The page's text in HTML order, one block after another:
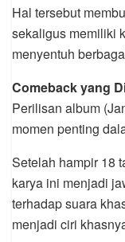
Hal tersebut
sekaligus memiliki
menyentuh
Comeback yang
Perilisan album
momen penting
Setelah hampir 18
karya ini menjadi
terhadap suara
menjadi ciri